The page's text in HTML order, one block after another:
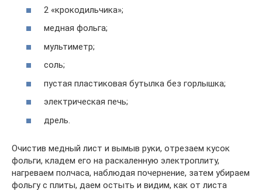
2 «крокодильчика»;
медная фольга;
мультиметр;
соль;
пустая пластиковая бутылка без горлышка;
электрическая печь;
дрель.
Очистив медный лист и вымыв руки, отрезаем кусок
фольги, кладем его на раскаленную электроплиту,
нагреваем полчаса, наблюдая почернение, затем убираем
фольгу с плиты, даем остыть и видим, как от листа